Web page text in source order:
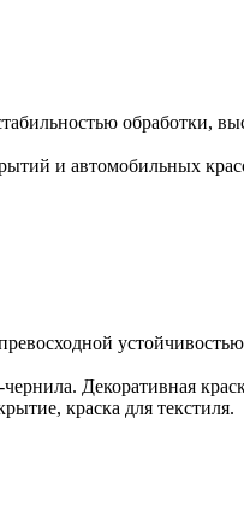
обработки,
и автомобильных
Декоративная
краска для текстиля.